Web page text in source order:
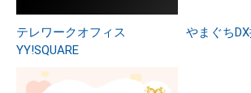
テレワークオフィス
YY!SQUARE
やまぐち